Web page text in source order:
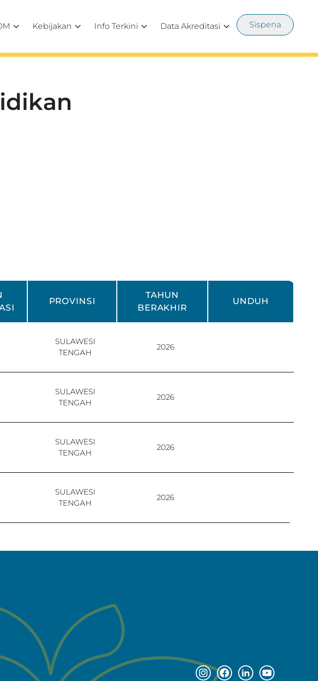
Kebijakan Info Terkini Data Akreditasi Sispena
PROVINSI
TAHUN
BERAKHIR
UNDUH
SULAWESI
TENGAH
2026
SULAWESI
TENGAH
2026
SULAWESI
TENGAH
2026
SULAWESI
TENGAH
2026